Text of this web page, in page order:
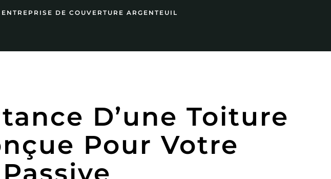
ENTREPRISE DE COUVERTURE ARGENTEUIL
D’une Toiture
Pour Votre